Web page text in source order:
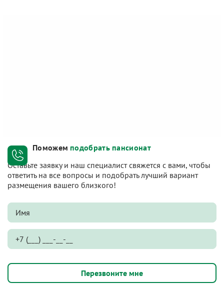
Поможем подобрать пансионат
Оставьте заявку и наш специалист свяжется с вами, чтобы
ответить на все вопросы и подобрать лучший вариант
размещения вашего близкого!